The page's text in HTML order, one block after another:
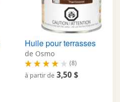
Huile pour terrasses
de Osmo
(8)
à partir de 3,50 $